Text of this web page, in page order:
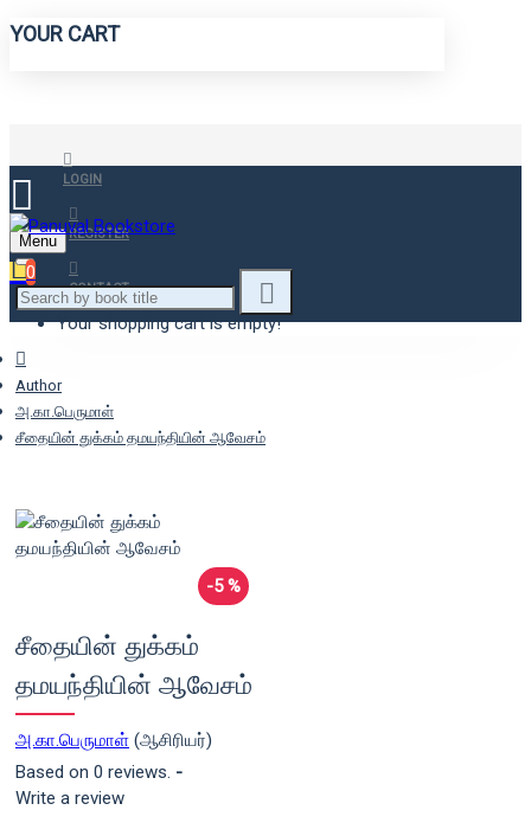
YOUR CART
LOGIN
REGISTER
CONTACT
Menu
0
Your shopping cart is empty!
Author
அ.கா.பெருமாள்
சீதையின் துக்கம் தமயந்தியின் ஆவேசம்
-5 %
சீதையின் துக்கம்
தமயந்தியின் ஆவேசம்
அ.கா.பெருமாள் (ஆசிரியர்)
Based on 0 reviews. -
Write a review